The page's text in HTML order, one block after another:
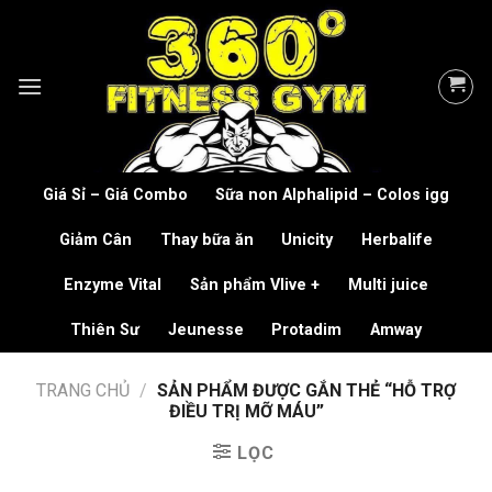
Giá Sỉ – Giá Combo Sữa non Alphalipid – Colos igg
Giảm Cân Thay bữa ăn Unicity Herbalife
Enzyme Vital Sản phẩm Vlive + Multi juice
Thiên Sư Jeunesse Protadim Amway
TRANG CHỦ / SẢN PHẨM ĐƯỢC GẮN THẺ “HỖ TRỢ
ĐIỀU TRỊ MỠ MÁU”
LỌC